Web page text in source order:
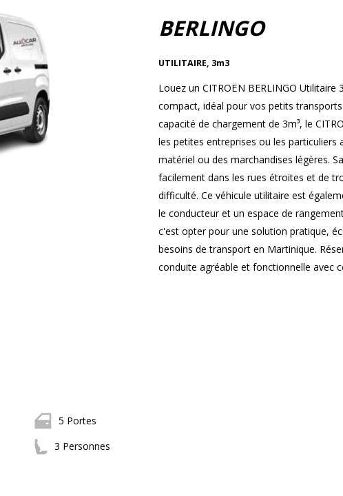
BERLINGO
UTILITAIRE, 3m3
Louez un CITROËN BERLINGO
compact, idéal pour vos petits
capacité de chargement de 3m³, le
les petites entreprises ou les
matériel ou des marchandises légères.
facilement dans les rues étroites et de
difficulté. Ce véhicule utilitaire est
le conducteur et un espace de
c'est opter pour une solution pratique,
besoins de transport en Martinique.
conduite agréable et fonctionnelle avec
5 Portes
3 Personnes